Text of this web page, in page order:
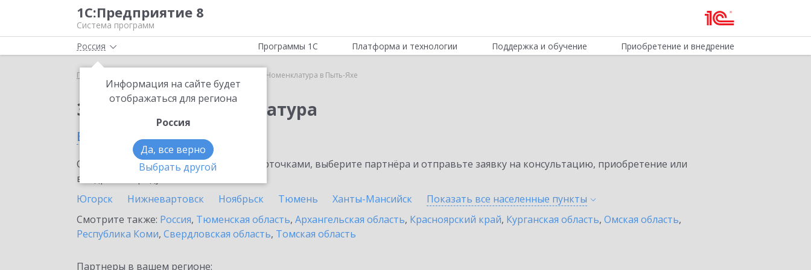
1С:Предприятие 8
Система программ
Россия
Информация на сайте будет
отображаться для региона
Россия
Да, все верно
Выбрать другой
Программы 1С Платформа и технологии Поддержка и обучение Приобретение и внедрение
Главная 1С:Номенклатура в Пыть-Яхе
Заказать 1С:Номенклатура
в Пыть-Яхе
Ознакомьтесь с информационными карточками, выберите партнёра и отправьте заявку на консультацию, приобретение или
внедрение продукта.
Югорск
Нижневартовск Ноябрьск Тюмень Ханты-Мансийск Показать все населенные пункты
Смотрите также: Россия, Тюменская область, Архангельская область, Красноярский край, Курганская область, Омская область,
Республика Коми, Свердловская область, Томская область
Партнеры в вашем регионе: